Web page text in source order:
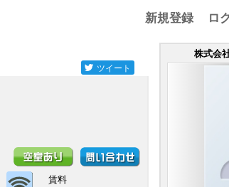
新規登録 ロ
ツイート
賃料
株式会